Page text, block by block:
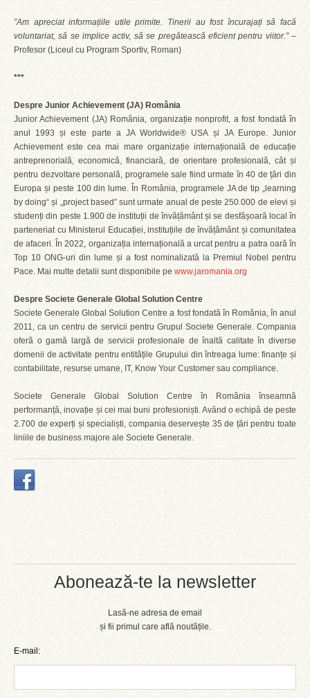
Abonează-te la newsletter
Lasă-ne adresa de email
și fii primul care află noutățile.
E-mail:
”Am apreciat informațiile utile primite. Tinerii au fost încurajați să facă
voluntariat, să se implice activ, să se pregătească eficient pentru viitor.”–
Profesor (Liceul cu Program Sportiv, Roman)
***
Despre Junior Achievement (JA) România
Junior Achievement (JA) România, organizație nonprofit, a fost fondată în
anul 1993 și este parte a JA Worldwide® USA și JA Europe. Junior
Achievement este cea mai mare organizație internațională de educație
antreprenorială, economică, financiară, de orientare profesională, cât și
pentru dezvoltare personală, programele sale fiind urmate în 40 de țări din
Europa și peste 100 din lume. În România, programele JA de tip „learning
by doing“ și „project based” sunt urmate anual de peste 250.000 de elevi și
studenți din peste 1.900 de instituții de învățământ și se desfășoară local în
parteneriat cu Ministerul Educației, instituțiile de învățământ și comunitatea
de afaceri. În 2022, organizația internațională a urcat pentru a patra oară în
Top 10 ONG-uri din lume și a fost nominalizată la Premiul Nobel pentru
Pace. Mai multe detalii sunt disponibile pe www.jaromania.org
Despre Societe Generale Global Solution Centre
Societe Generale Global Solution Centre a fost fondată în România, în anul
2011, ca un centru de servicii pentru Grupul Societe Generale. Compania
oferă o gamă largă de servicii profesionale de înaltă calitate în diverse
domenii de activitate pentru entitățile Grupului din întreaga lume: finanțe și
contabilitate, resurse umane, IT, Know Your Customer sau compliance.
Societe Generale Global Solution Centre în România înseamnă
performanță, inovație și cei mai buni profesioniști. Având o echipă de peste
2.700 de experți și specialiști, compania deservește 35 de țări pentru toate
liniile de business majore ale Societe Generale.